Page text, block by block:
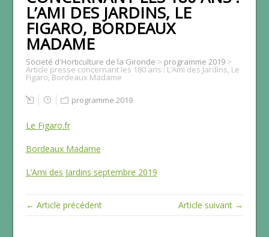
L’AMI DES JARDINS, LE
FIGARO, BORDEAUX
MADAME
Societé d'Horticulture de la Gironde > programme 2019>
Article presse concernant les 180 ans : L’Ami des Jardins, Le
Figaro, Bordeaux Madame
programme 2019
Le Figaro.fr
Bordeaux Madame
L’Ami des Jardins septembre 2019
← Article précédent Article suivant →